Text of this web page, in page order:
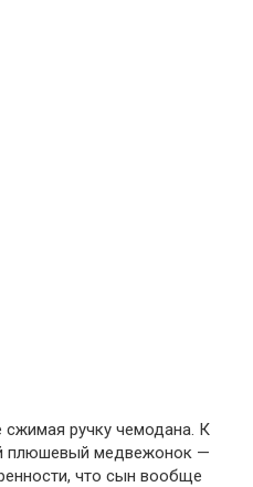
сжимая ручку чемодана. К
плюшевый медвежонок —
что сын вообще